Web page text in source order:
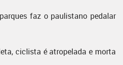
faz o paulistano pedalar
ciclista é atropelada e morta